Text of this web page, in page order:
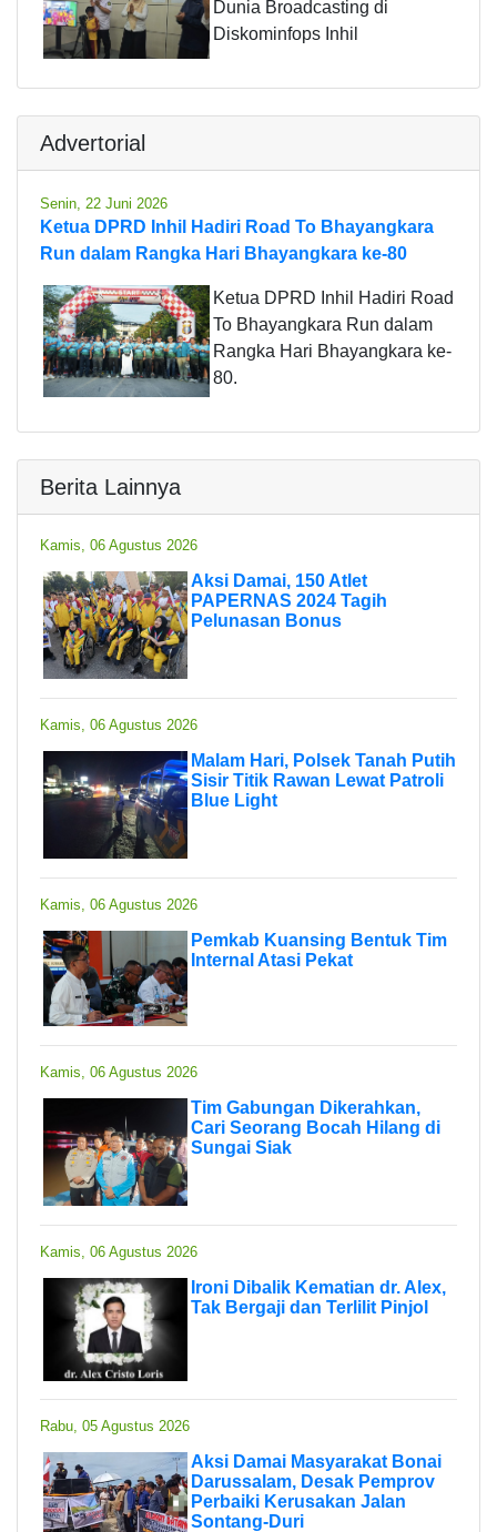
Dunia Broadcasting di
Diskominfops Inhil
Advertorial
Senin, 22 Juni 2026
Ketua DPRD Inhil Hadiri Road To Bhayangkara
Run dalam Rangka Hari Bhayangkara ke-80
Ketua DPRD Inhil Hadiri Road
To Bhayangkara Run dalam
Rangka Hari Bhayangkara ke-
80.
Berita Lainnya
Kamis, 06 Agustus 2026
Aksi Damai, 150 Atlet
PAPERNAS 2024 Tagih
Pelunasan Bonus
Kamis, 06 Agustus 2026
Malam Hari, Polsek Tanah Putih
Sisir Titik Rawan Lewat Patroli
Blue Light
Kamis, 06 Agustus 2026
Pemkab Kuansing Bentuk Tim
Internal Atasi Pekat
Kamis, 06 Agustus 2026
Tim Gabungan Dikerahkan,
Cari Seorang Bocah Hilang di
Sungai Siak
Kamis, 06 Agustus 2026
Ironi Dibalik Kematian dr. Alex,
Tak Bergaji dan Terlilit Pinjol
Rabu, 05 Agustus 2026
Aksi Damai Masyarakat Bonai
Darussalam, Desak Pemprov
Perbaiki Kerusakan Jalan
Sontang-Duri